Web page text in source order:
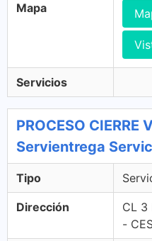
Mapa
Servicios
PROCESO CIERRE
Servientrega
Tipo
Dirección
CL 3
-